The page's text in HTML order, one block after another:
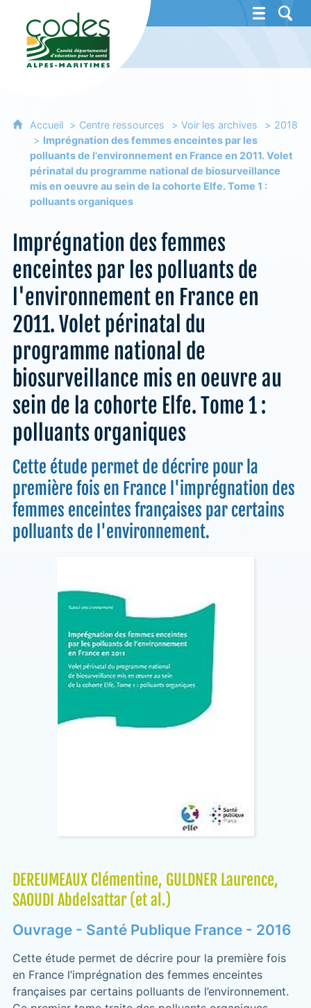
CoDES 06 - Comité départemental
Accueil Centre ressources Voir les archives
2018
Imprégnation des femmes enceintes par les
polluants de l'environnement en France en 2011. Volet
périnatal du programme national de biosurveillance
mis en oeuvre au sein de la cohorte Elfe. Tome 1 :
polluants organiques
Imprégnation des femmes
enceintes par les polluants de
l'environnement en France en
2011. Volet périnatal du
programme national de
biosurveillance mis en oeuvre au
sein de la cohorte Elfe. Tome 1 :
polluants organiques
Cette étude permet de décrire pour la
première fois en France l'imprégnation des
femmes enceintes françaises par certains
polluants de l'environnement.
DEREUMEAUX Clémentine, GULDNER Laurence,
SAOUDI Abdelsattar (et al.)
Ouvrage - Santé Publique France - 2016
Cette étude permet de décrire pour la première fois
en France l’imprégnation des femmes enceintes
françaises par certains polluants de l’environnement.